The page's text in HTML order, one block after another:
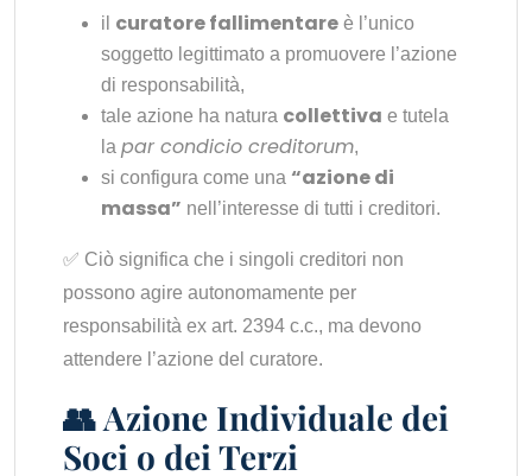
il curatore fallimentare è l’unico
soggetto legittimato a promuovere l’azione
di responsabilità,
tale azione ha natura collettiva e tutela
la par condicio creditorum,
si configura come una “azione di
massa” nell’interesse di tutti i creditori.
✅ Ciò significa che i singoli creditori non
possono agire autonomamente per
responsabilità ex art. 2394 c.c., ma devono
attendere l’azione del curatore.
👥 Azione Individuale dei
Soci o dei Terzi